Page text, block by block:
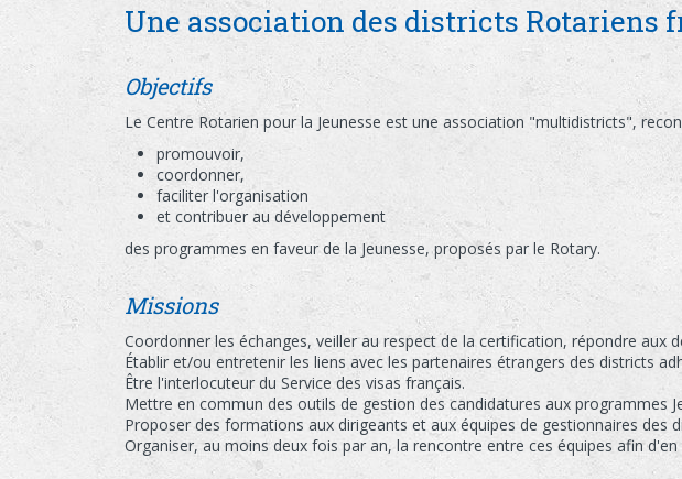
Une association des districts Rotariens
Objectifs
Le Centre Rotarien pour la Jeunesse est une association "multidistricts",
promouvoir,
coordonner,
faciliter l'organisation
et contribuer au développement
des programmes en faveur de la Jeunesse, proposés par le Rotary.
Missions
Coordonner les échanges, veiller au respect de la certification, répondre aux
Établir et/ou entretenir les liens avec les partenaires étrangers des districts
Être l'interlocuteur du Service des visas français.
Mettre en commun des outils de gestion des candidatures aux programmes
Proposer des formations aux dirigeants et aux équipes de gestionnaires des
Organiser, au moins deux fois par an, la rencontre entre ces équipes afin